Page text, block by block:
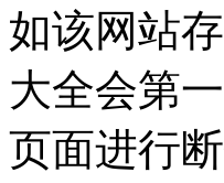
如该网站
大全会第
页面进行